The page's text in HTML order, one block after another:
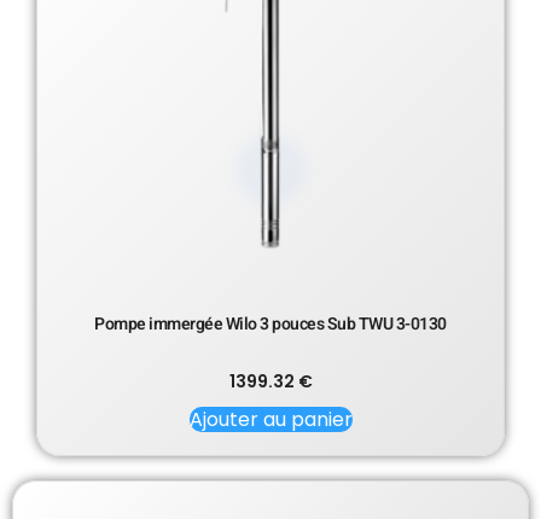
Pompe immergée Wilo 3 pouces Sub TWU 3-0130
1399.32 €
Ajouter au panier